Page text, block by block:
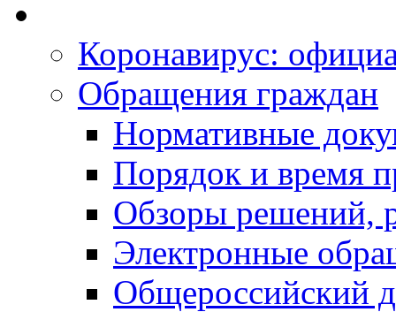
Коронавирус:
Обращения граждан
Нормативные
Порядок и время
Обзоры решений,
Электронные
Общероссийский